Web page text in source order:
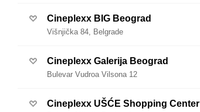
Cineplexx BIG Beograd
Višnjička 84, Belgrade
Cineplexx Galerija Beograd
Bulevar Vudroa Vilsona 12
Cineplexx UŠĆE Shopping Center